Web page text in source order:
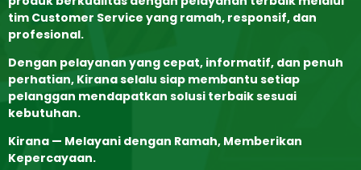
tim Customer Service yang ramah, responsif, dan
profesional.
Dengan pelayanan yang cepat, informatif, dan penuh
perhatian, Kirana selalu siap membantu setiap
pelanggan mendapatkan solusi terbaik sesuai
kebutuhan.
Kirana — Melayani dengan Ramah, Memberikan
Kepercayaan.